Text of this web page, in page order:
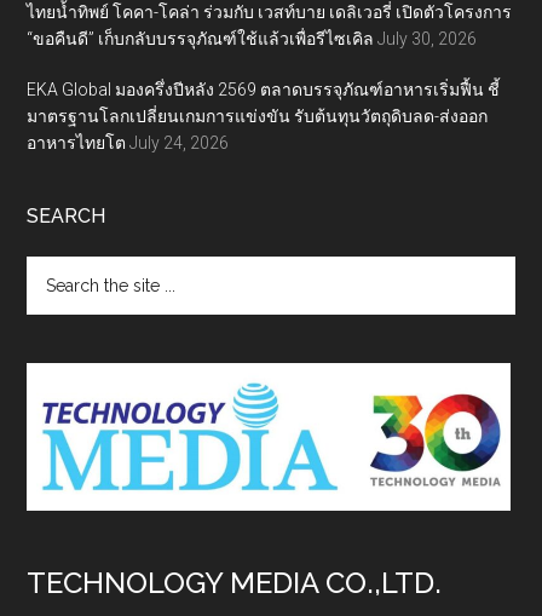
ไทยน้ำทิพย์ โคคา-โคล่า ร่วมกับ เวสท์บาย เดลิเวอรี่ เปิดตัวโครงการ
“ขอคืนดี” เก็บกลับบรรจุภัณฑ์ใช้แล้วเพื่อรีไซเคิล July 30, 2026
EKA Global มองครึ่งปีหลัง 2569 ตลาดบรรจุภัณฑ์อาหารเริ่มฟื้น ชี้
มาตรฐานโลกเปลี่ยนเกมการแข่งขัน รับต้นทุนวัตถุดิบลด-ส่งออก
อาหารไทยโต July 24, 2026
SEARCH
the
site
TECHNOLOGY MEDIA CO.,LTD.